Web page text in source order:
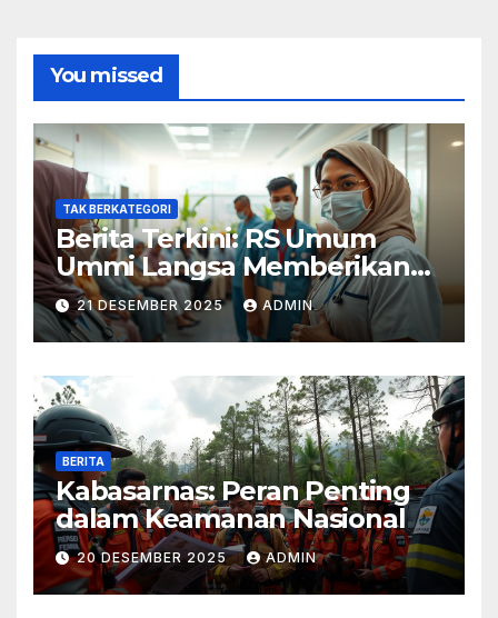
You missed
TAK BERKATEGORI
Berita Terkini: RS Umum
Ummi Langsa Memberikan
Layanan Terbaik
21 DESEMBER 2025 ADMIN
BERITA
Kabasarnas: Peran Penting
dalam Keamanan Nasional
20 DESEMBER 2025 ADMIN